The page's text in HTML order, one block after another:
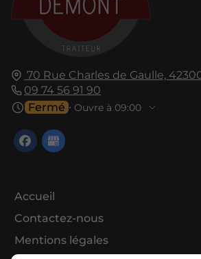
70 Rue Charles de Gaulle,
09 74 56 91 90
Fermé ⋅ Ouvre à 09:00
Accueil
Contactez-nous
Mentions légales